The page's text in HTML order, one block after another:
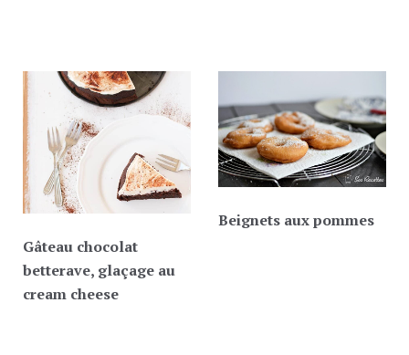
Gâteau chocolat
betterave, glaçage au
cream cheese
Beignets aux pommes